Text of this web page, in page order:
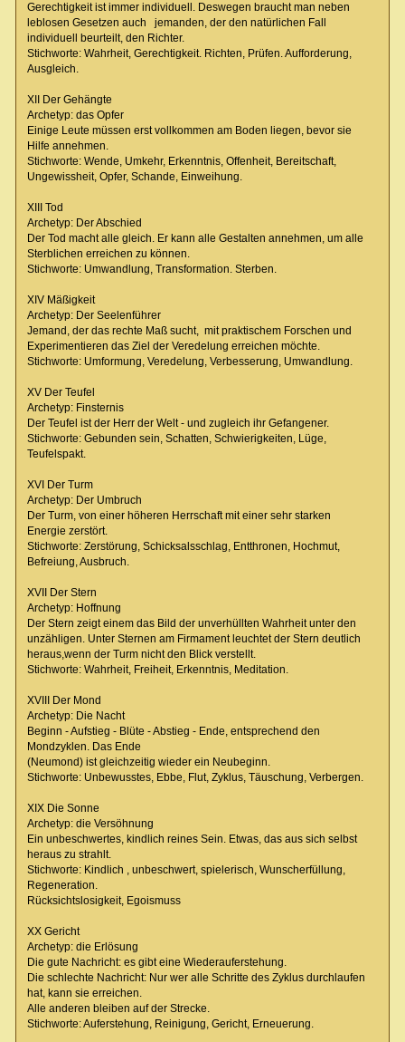
Gerechtigkeit ist immer individuell. Deswegen braucht man neben
leblosen Gesetzen auch jemanden, der den natürlichen Fall
individuell beurteilt, den Richter.
Stichworte: Wahrheit, Gerechtigkeit. Richten, Prüfen. Aufforderung,
Ausgleich.
XII Der Gehängte
Archetyp: das Opfer
Einige Leute müssen erst vollkommen am Boden liegen, bevor sie
Hilfe annehmen.
Stichworte: Wende, Umkehr, Erkenntnis, Offenheit, Bereitschaft,
Ungewissheit, Opfer, Schande, Einweihung.
XIII Tod
Archetyp: Der Abschied
Der Tod macht alle gleich. Er kann alle Gestalten annehmen, um alle
Sterblichen erreichen zu können.
Stichworte: Umwandlung, Transformation. Sterben.
XIV Mäßigkeit
Archetyp: Der Seelenführer
Jemand, der das rechte Maß sucht, mit praktischem Forschen und
Experimentieren das Ziel der Veredelung erreichen möchte.
Stichworte: Umformung, Veredelung, Verbesserung, Umwandlung.
XV Der Teufel
Archetyp: Finsternis
Der Teufel ist der Herr der Welt - und zugleich ihr Gefangener.
Stichworte: Gebunden sein, Schatten, Schwierigkeiten, Lüge,
Teufelspakt.
XVI Der Turm
Archetyp: Der Umbruch
Der Turm, von einer höheren Herrschaft mit einer sehr starken
Energie zerstört.
Stichworte: Zerstörung, Schicksalsschlag, Entthronen, Hochmut,
Befreiung, Ausbruch.
XVII Der Stern
Archetyp: Hoffnung
Der Stern zeigt einem das Bild der unverhüllten Wahrheit unter den
unzähligen. Unter Sternen am Firmament leuchtet der Stern deutlich
heraus,wenn der Turm nicht den Blick verstellt.
Stichworte: Wahrheit, Freiheit, Erkenntnis, Meditation.
XVIII Der Mond
Archetyp: Die Nacht
Beginn - Aufstieg - Blüte - Abstieg - Ende, entsprechend den
Mondzyklen. Das Ende
(Neumond) ist gleichzeitig wieder ein Neubeginn.
Stichworte: Unbewusstes, Ebbe, Flut, Zyklus, Täuschung, Verbergen.
XIX Die Sonne
Archetyp: die Versöhnung
Ein unbeschwertes, kindlich reines Sein. Etwas, das aus sich selbst
heraus zu strahlt.
Stichworte: Kindlich , unbeschwert, spielerisch, Wunscherfüllung,
Regeneration.
Rücksichtslosigkeit, Egoismuss
XX Gericht
Archetyp: die Erlösung
Die gute Nachricht: es gibt eine Wiederauferstehung.
Die schlechte Nachricht: Nur wer alle Schritte des Zyklus durchlaufen
hat, kann sie erreichen.
Alle anderen bleiben auf der Strecke.
Stichworte: Auferstehung, Reinigung, Gericht, Erneuerung.